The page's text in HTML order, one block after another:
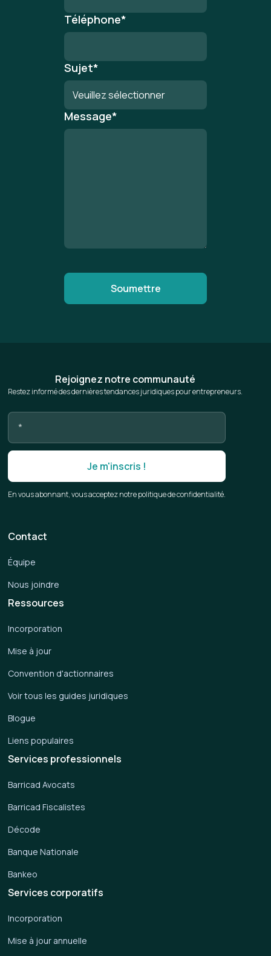
Téléphone*
Sujet*
Message*
Rejoignez notre communauté
Restez informé des dernières tendances juridiques pour entrepreneurs.
En vous abonnant, vous acceptez notre politique de confidentialité.
Services corporatifs
Incorporation
Mise à jour annuelle
Services professionnels
Barricad Avocats
Barricad Fiscalistes
Décode
Banque Nationale
Bankeo
Ressources
Incorporation
Mise à jour
Convention d'actionnaires
Voir tous les guides juridiques
Blogue
Liens populaires
Contact
Équipe
Nous joindre